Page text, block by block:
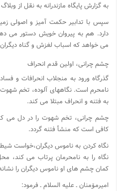
به گزارش پایگاه مازندرانه به نقل از
سپس با تدابیر حکمت آمیز و اصولی
دارد. هم به پیروان خویش دستور می
می خواهد که اسباب لغزش و گناه دیگران
چشم چرانی، اولین قدم انحراف
گذرگاه ورود به منجلاب انحرافات و
نامحرم است. نگاههای آلوده، تخم
به فتنه و انحراف مبتلا می کند.
چشم چرانی، تخم شهوت را در دل می
کافی است که منشأ فتنه گردد.
نگاه کردن به ناموس دیگران،‌خواست
نگاه را به نامحرمان پرتاب می
کمان چشم های او ناموس دیگران را
امیرمۆمنان ـ علیه السلام ـ فرمود: